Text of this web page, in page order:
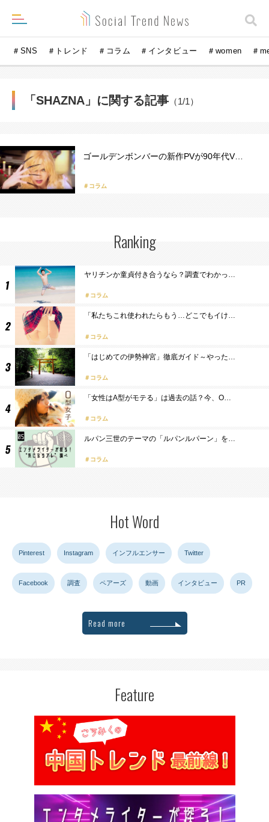
＃SNS ＃トレンド ＃コラム ＃インタビュー ＃women ＃
「SHAZNA」に関する記事 （1/1）
ゴールデンボンバーの新作PVが90年代V…
＃コラム
Ranking
ヤリチンか童貞付き合うなら？調査でわかっ…
コラム
「私たちこれ使われたらもう…どこでもイけ…
コラム
「はじめての伊勢神宮」徹底ガイド～やった…
コラム
「女性はA型がモテる」は過去の話？今、O…
コラム
ルパン三世のテーマの「ルパンルパーン」を…
コラム
Hot Word
Pinterest Instagram インフルエンサー Twitter
Facebook 調査 ペアーズ 動画 インタビュー PR
Read more
Feature